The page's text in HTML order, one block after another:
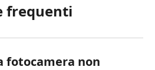
frequenti
fotocamera non